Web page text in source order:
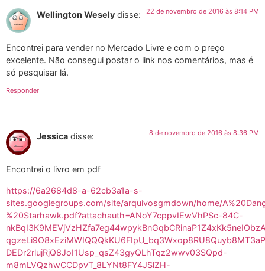
Wellington Wesely disse: 22 de novembro de 2016 às 8:14 PM
Encontrei para vender no Mercado Livre e com o preço
excelente. Não consegui postar o link nos comentários, mas é
só pesquisar lá.
Responder
Jessica disse: 8 de novembro de 2016 às 8:36 PM
Encontrei o livro em pdf
https://6a2684d8-a-62cb3a1a-s-
sites.googlegroups.com/site/arquivosgmdown/home/
%20Starhawk.pdf?attachauth=ANoY7cppvIEwVhPSc-84C-
DEDr2rlujRjQ8JoI1Usp_qsZ43gyQLhTqz2wwv03SQpd-
m8mLVQzhwCCDpvT_8LYNt8FY4JSlZH-